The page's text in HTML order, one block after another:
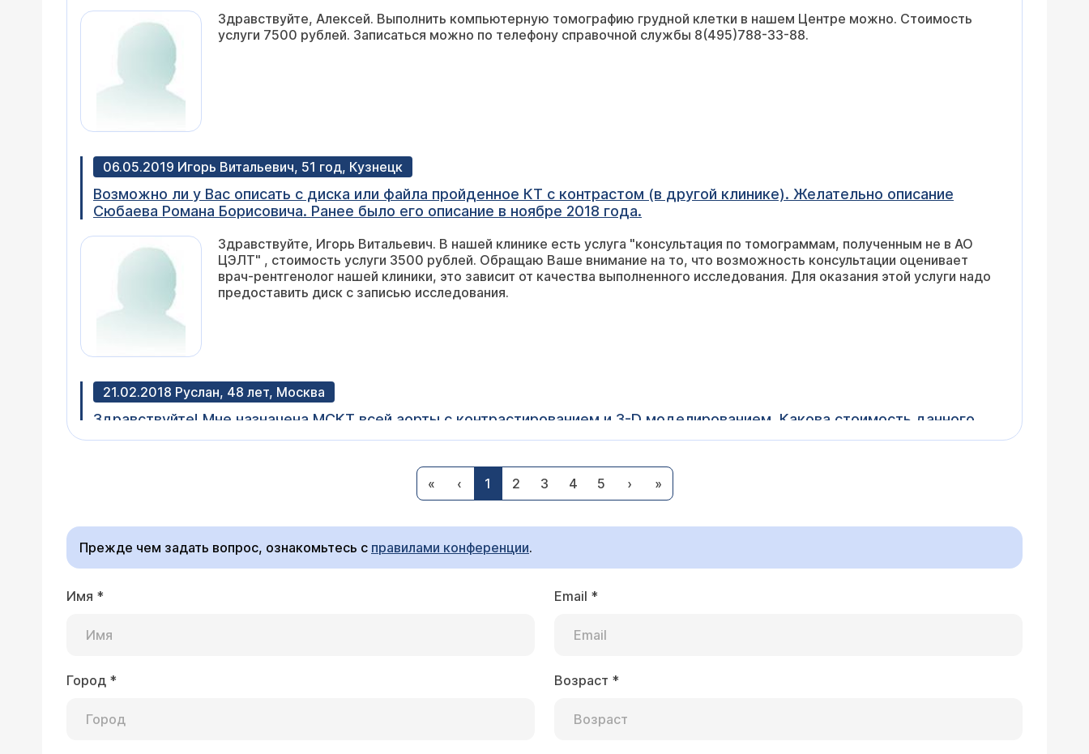
Здравствуйте, Алексей. Выполнить компьютерную томографию грудной клетки в нашем Центре можно. Стоимость
услуги 7500 рублей. Записаться можно по телефону справочной службы 8(495)788-33-88.
06.05.2019 Игорь Витальевич, 51 год, Кузнецк
Возможно ли у Вас описать с диска или файла пройденное КТ с контрастом (в другой клинике). Желательно описание
Сюбаева Романа Борисовича. Ранее было его описание в ноябре 2018 года.
Здравствуйте, Игорь Витальевич. В нашей клинике есть услуга "консультация по томограммам, полученным не в АО
ЦЭЛТ" , стоимость услуги 3500 рублей. Обращаю Ваше внимание на то, что возможность консультации оценивает
врач-рентгенолог нашей клиники, это зависит от качества выполненного исследования. Для оказания этой услуги надо
предоставить диск с записью исследования.
21.02.2018 Руслан, 48 лет, Москва
Здравствуйте! Мне назначена МСКТ всей аорты с контрастированием и 3-D моделированием. Какова стоимость данного
исследования и сколько срезов у вас аппарат? Спасибо
Здравствуйте, Руслан. Цена исследования аорты на КТ - 14000 рублей. Наш прайс - /napravlenija/kompyuternaya-
tomografiya/. Наш компьютерный томограф - 64-срезовый, LightSpeed VCT Cardiac Advantage производства General
Можно ли одновременно сделать компьютерную томографию почек и забрюшинного пространства? Сколько это будет
Цена исследования 11500. (КТ только почек с контрастом стоит 10000 рублей.) Более конкретно о необходимом
обследовании можно говорить только после знакомства с историей болезни. Возьмите у лечащего врача направление
« ‹ 1 2 3 4 5 › »
Прежде чем задать вопрос, ознакомьтесь с правилами конференции.
Имя * Email *
Город * Возраст *